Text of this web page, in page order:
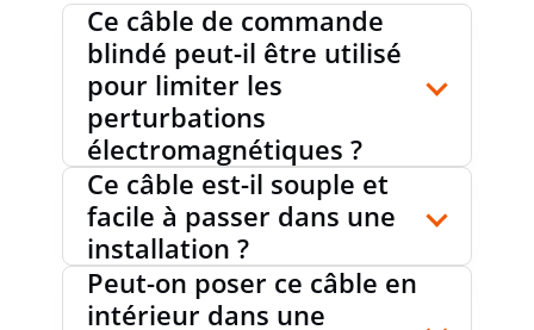
POIDS
DIAMÈTRE EXTÉRIEUR APPROX. 6.6 mm
RAYON DE COURBURE MIN. (X *
DIAMÈTRE)
Ce câble de commande
blindé peut-il être utilisé
pour limiter les
perturbations
électromagnétiques ?
Ce câble est-il souple et
facile à passer dans une
installation ?
Peut-on poser ce câble en
intérieur dans une